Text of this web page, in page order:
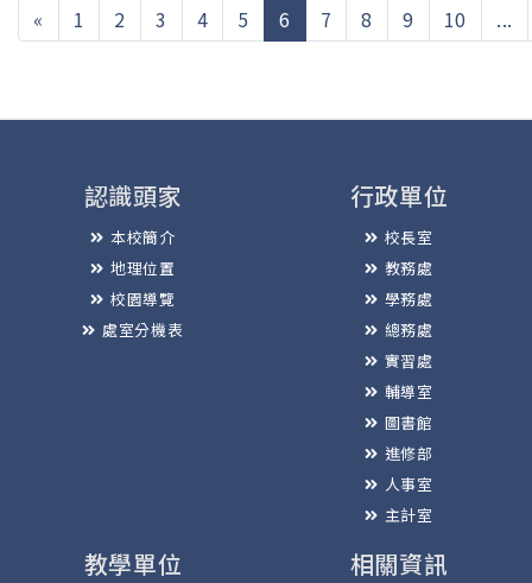
« 1 2 3 4 5 6 (current)
7 8 9 10 ...
認識頭家
本校簡介
地理位置
校園導覽
處室分機表
行政單位
校長室
教務處
學務處
總務處
實習處
輔導室
圖書館
進修部
人事室
主計室
教學單位 相關資訊